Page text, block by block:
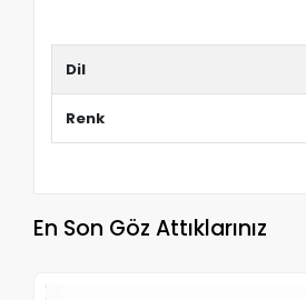
Dil
Renk
En Son Göz Attıklarınız